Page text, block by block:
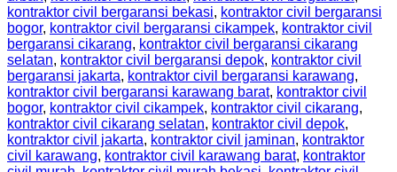
kontraktor civil bergaransi bekasi, kontraktor civil bergaransi
bogor, kontraktor civil bergaransi cikampek, kontraktor civil
bergaransi cikarang, kontraktor civil bergaransi cikarang
selatan, kontraktor civil bergaransi depok, kontraktor civil
bergaransi jakarta, kontraktor civil bergaransi karawang,
kontraktor civil bergaransi karawang barat, kontraktor civil
bogor, kontraktor civil cikampek, kontraktor civil cikarang,
kontraktor civil cikarang selatan, kontraktor civil depok,
kontraktor civil jakarta, kontraktor civil jaminan, kontraktor
civil karawang, kontraktor civil karawang barat, kontraktor